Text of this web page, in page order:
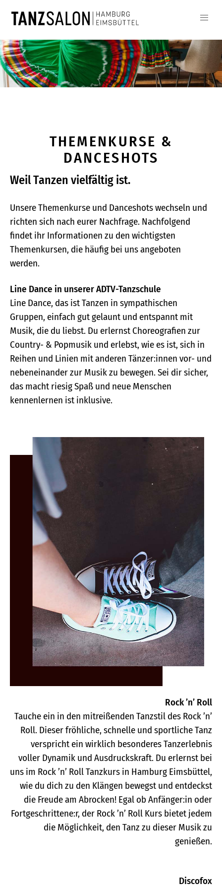
THEMENKURSE &
DANCESHOTS
Weil Tanzen vielfältig ist.
Unsere Themenkurse und Danceshots wechseln und
richten sich nach eurer Nachfrage. Nachfolgend
findet ihr Informationen zu den wichtigsten
Themenkursen, die häufig bei uns angeboten
werden.
Line Dance in unserer ADTV-Tanzschule
Line Dance, das ist Tanzen in sympathischen
Gruppen, einfach gut gelaunt und entspannt mit
Musik, die du liebst. Du erlernst Choreografien zur
Country- & Popmusik und erlebst, wie es ist, sich in
Reihen und Linien mit anderen Tänzer:innen vor- und
nebeneinander zur Musik zu bewegen. Sei dir sicher,
das macht riesig Spaß und neue Menschen
kennenlernen ist inklusive.
Rock’n’ Roll
Tauche ein in den mitreißenden Tanzstil des Rock ’n’
Roll. Dieser fröhliche, schnelle und sportliche Tanz
verspricht ein wirklich besonderes Tanzerlebnis
voller Dynamik und Ausdruckskraft. Du erlernst bei
uns im Rock ’n’ Roll Tanzkurs in Hamburg Eimsbüttel,
wie du dich zu den Klängen bewegst und entdeckst
die Freude am Abrocken! Egal ob Anfänger:in oder
Fortgeschrittene:r, der Rock ’n’ Roll Kurs bietet jedem
die Möglichkeit, den Tanz zu dieser Musik zu
genießen.
Discofox